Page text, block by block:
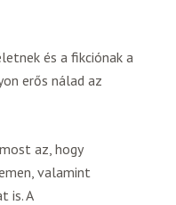
és a fikciónak a
erős nálad az
az, hogy
valamint
is. A